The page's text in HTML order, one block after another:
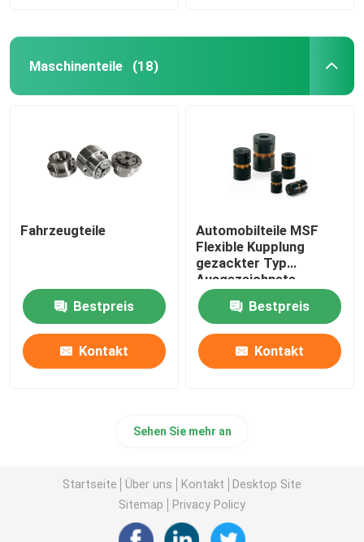
Maschinenteile (18)
Fahrzeugteile
Bestpreis
Kontakt
Automobilteile MSF
Flexible Kupplung
gezackter Typ
Ausgezeichnete
Elastizitätswirkung
Bestpreis
Kontakt
Sehen Sie mehr an
Startseite Über uns Kontakt
Desktop Site
Sitemap
Privacy Policy